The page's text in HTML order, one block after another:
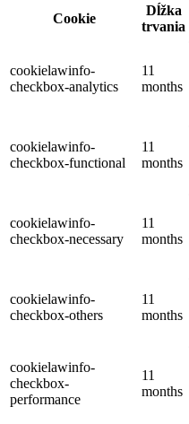
Cookie
Dĺžka
trvania
cookielawinfo-
checkbox-analytics
11
months
cookielawinfo-
checkbox-functional
11
months
cookielawinfo-
checkbox-necessary
11
months
cookielawinfo-
checkbox-others
11
months
cookielawinfo-
checkbox-
performance
11
months